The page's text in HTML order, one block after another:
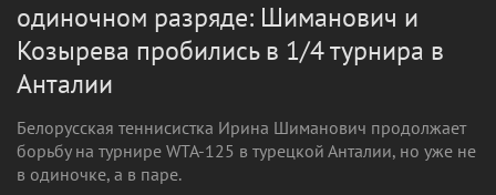
одиночном разряде: Шиманович и
Козырева пробились в 1/4 турнира в
Анталии
Белорусская теннисистка Ирина Шиманович продолжает
борьбу на турнире WTA-125 в турецкой Анталии, но уже не
в одиночке, а в паре.